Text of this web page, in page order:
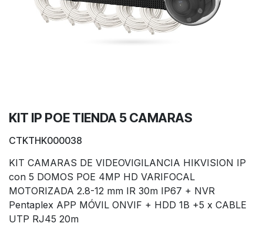
KIT IP POE TIENDA 5 CAMARAS
CTKTHK000038
KIT CAMARAS DE VIDEOVIGILANCIA HIKVISION IP
con 5 DOMOS POE 4MP HD VARIFOCAL
MOTORIZADA 2.8-12 mm IR 30m IP67 + NVR
Pentaplex APP MÓVIL ONVIF + HDD 1B +5 x CABLE
UTP RJ45 20m